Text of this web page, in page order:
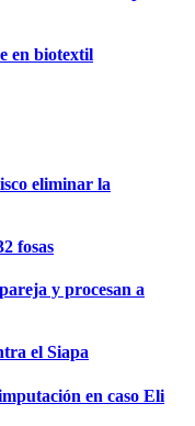
en biotextil
eliminar la
fosas
y procesan a
el Siapa
en caso Eli